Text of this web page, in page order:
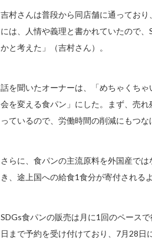
吉村さんは普段から同店舗に通ってお
には、人情や義理と書かれていたので
かと考えた」（吉村さん）。
話を聞いたオーナーは、「めちゃくち
会を変える食パン」にした。まず、売
っているので、労働時間の削減にもつな
さらに、食パンの主流原料を外国産で
き、途上国への給食1食分が寄付される
SDGs食パンの販売は月に1回のペース
日まで予約を受け付けており、7月28日